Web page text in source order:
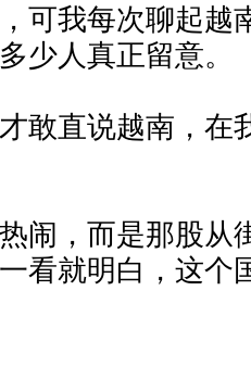
可我每次聊起越
少人真正留意。
敢直说越南，在
闹，而是那股从
看就明白，这个